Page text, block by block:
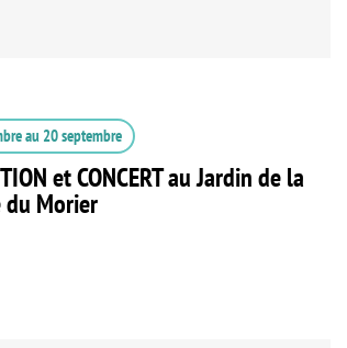
au 20 septembre
et CONCERT au Jardin de la
du Morier